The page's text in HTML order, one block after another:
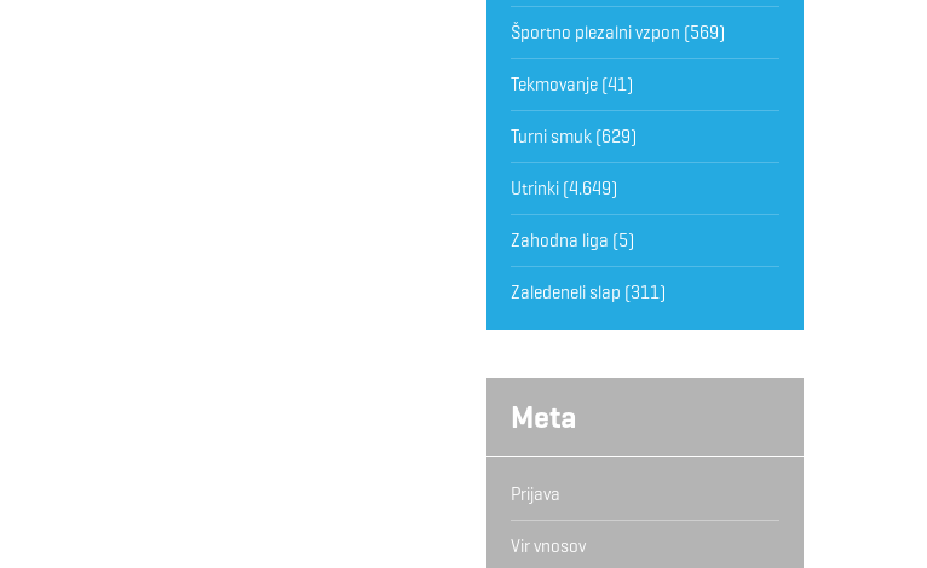
Športno plezalni vzpon (569)
Tekmovanje(41)
Turni smuk(629)
Utrinki(4.649)
Zahodna liga (5)
Zaledeneli slap (311)
Meta
Prijava
Vir vnosov